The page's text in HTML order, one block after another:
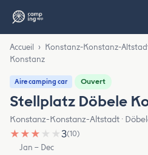
Accueil › Konstanz-Konstanz-
Konstanz
Aire camping car Ouvert
Stellplatz Döbele
Konstanz-Konstanz-Altstadt ·
★ ★ ★ ★ ★3(10)
Jan – Dec